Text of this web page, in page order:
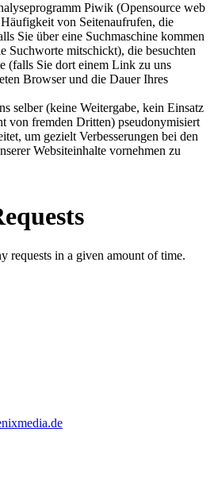
Piwik (Opensource web
von Seitenaufrufen, die
Sie über eine Suchmaschine kommen
Suchworte mitschickt), die besuchten
(falls Sie dort einem Link zu uns
Browser und die Dauer Ihres
selber (keine Weitergabe, kein Einsatz
von fremden Dritten) pseudonymisiert
um gezielt Verbesserungen bei den
Websiteinhalte vornehmen zu